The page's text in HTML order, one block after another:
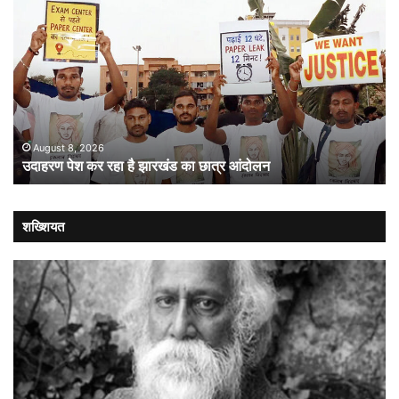
रहा
है
झारखंड
का
छात्र
आंदोलनAugust 8, 2026
उदाहरण पेश कर रहा है झारखंड का छात्र आंदोलन
:
कब
शख्शियत